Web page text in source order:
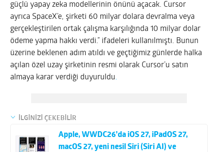
güçlü yapay zeka modellerinin önünü açacak. Cursor
ayrıca SpaceX’e, şirketi 60 milyar dolara devralma veya
gerçekleştirilen ortak çalışma karşılığında 10 milyar dolar
ödeme yapma hakkı verdi.” ifadeleri kullanılmıştı. Bunun
üzerine beklenen adım atıldı ve geçtiğimiz günlerde halka
açılan özel uzay şirketinin resmi olarak Cursor’u satın
almaya karar verdiği duyuruldu.
İLGİNİZİ ÇEKEBİLİR
Apple, WWDC26’da iOS 27, iPadOS 27,
macOS 27, yeni nesil Siri (Siri AI) ve